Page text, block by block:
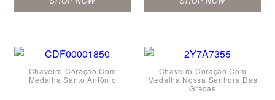
Chaveiro Coração Com
Medalha Santo Antônio
Chaveiro Coração Com
Medalha Nossa Senhora Das
Graças